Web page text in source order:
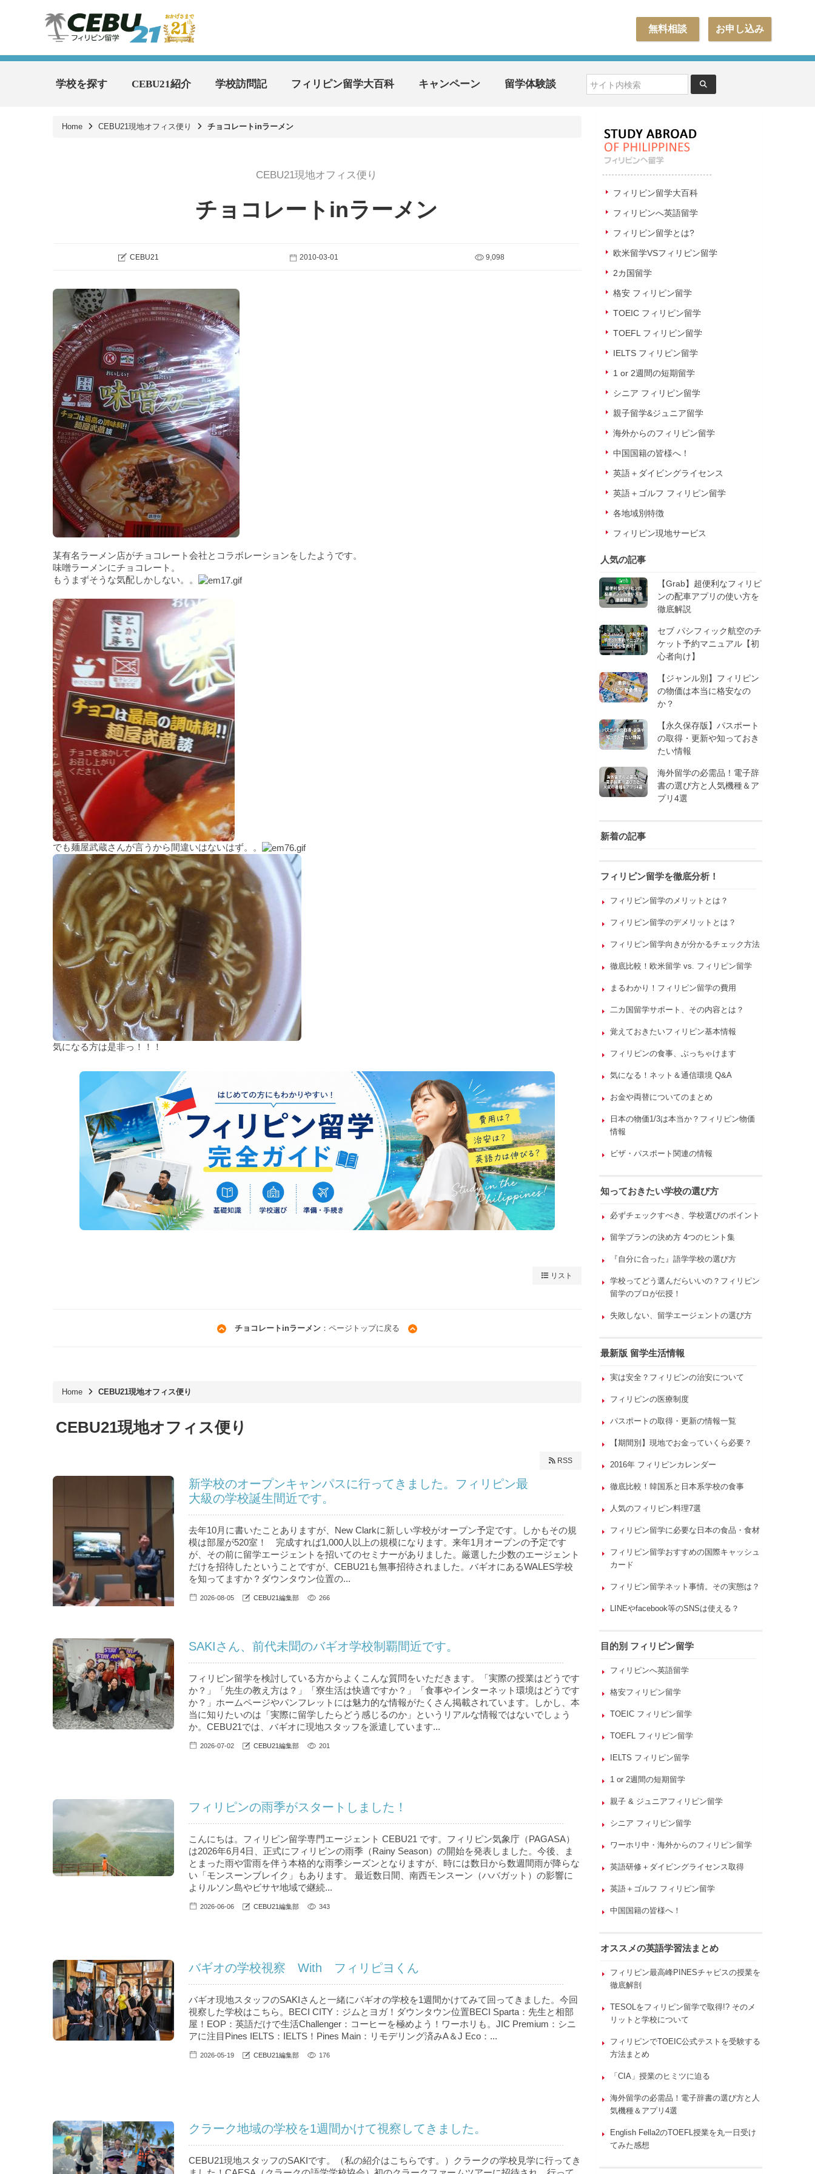
お申し込み
無料相談
学校を探す CEBU21紹介 学校訪問記 フィリピン留学大百科 キャンペーン 留学体験談
Home CEBU21現地オフィス便り チョコレートinラーメン
CEBU21現地オフィス便り
チョコレートinラーメン
CEBU21 2010-03-01 9,098
某有名ラーメン店がチョコレート会社とコラボレーションをしたようです。
味噌ラーメンにチョコレート。
もうまずそうな気配しかしない。。
でも麺屋武蔵さんが言うから間違いはないはず。。
気になる方は是非っ！！！
リスト
チョコレートinラーメン：ページトップに戻る
Home CEBU21現地オフィス便り
CEBU21現地オフィス便り
RSS
新学校のオープンキャンパスに行ってきました。フィリピン最
大級の学校誕生間近です。
去年10月に書いたことありますが、New Clarkに新しい学校がオープン予定です。しかもその規
模は部屋が520室！ 完成すれば1,000人以上の規模になります。来年1月オープンの予定です
が、その前に留学エージェントを招いてのセミナーがありました。厳選した少数のエージェント
だけを招待したということですが、CEBU21も無事招待されました。バギオにあるWALES学校
を知ってますか？ダウンタウン位置の...
2026-08-05 CEBU21編集部 266
SAKIさん、前代未聞のバギオ学校制覇間近です。
フィリピン留学を検討している方からよくこんな質問をいただきます。「実際の授業はどうです
か？」「先生の教え方は？」「寮生活は快適ですか？」「食事やインターネット環境はどうです
か？」ホームページやパンフレットには魅力的な情報がたくさん掲載されています。しかし、本
当に知りたいのは「実際に留学したらどう感じるのか」というリアルな情報ではないでしょう
か。CEBU21では、バギオに現地スタッフを派遣しています...
2026-07-02 CEBU21編集部 201
フィリピンの雨季がスタートしました！
こんにちは。フィリピン留学専門エージェント CEBU21 です。フィリピン気象庁（PAGASA）
は2026年6月4日、正式にフィリピンの雨季（Rainy Season）の開始を発表しました。今後、ま
とまった雨や雷雨を伴う本格的な雨季シーズンとなりますが、時には数日から数週間雨が降らな
い「モンスーンブレイク」もあります。 最近数日間、南西モンスーン（ハバガット）の影響に
よりルソン島やビサヤ地域で継続...
2026-06-06 CEBU21編集部 343
バギオの学校視察 With フィリピヨくん
バギオ現地スタッフのSAKIさんと一緒にバギオの学校を1週間かけてみて回ってきました。今回
視察した学校はこちら。BECI CITY：ジムとヨガ！ダウンタウン位置BECI Sparta：先生と相部
屋！EOP：英語だけで生活Challenger：コーヒーを極めよう！ワーホリも。JIC Premium：シニ
アに注目Pines IELTS：IELTS！Pines Main：リモデリング済みA＆J Eco：...
2026-05-19 CEBU21編集部 176
クラーク地域の学校を1週間かけて視察してきました。
CEBU21現地スタッフのSAKIです。（私の紹介はこちら です。）クラークの学校見学に行ってき
フィリピン留学大百科
フィリピンへ英語留学
フィリピン留学とは?
欧米留学VSフィリピン留学
2カ国留学
格安 フィリピン留学
TOEIC フィリピン留学
TOEFL フィリピン留学
IELTS フィリピン留学
1 or 2週間の短期留学
シニア フィリピン留学
親子留学&ジュニア留学
海外からのフィリピン留学
中国国籍の皆様へ！
英語＋ダイビングライセンス
英語＋ゴルフ フィリピン留学
各地域別特徴
フィリピン現地サービス
人気の記事
【Grab】超便利なフィリピ
ンの配車アプリの使い方を
徹底解説
セブ パシフィック航空のチ
ケット予約マニュアル【初
心者向け】
【ジャンル別】フィリピン
の物価は本当に格安なの
か？
【永久保存版】パスポート
の取得・更新や知っておき
たい情報
海外留学の必需品！電子辞
書の選び方と人気機種＆ア
プリ4選
新着の記事
フィリピン留学を徹底分析！
フィリピン留学のメリットとは？
フィリピン留学のデメリットとは？
フィリピン留学向きが分かるチェック方法
徹底比較！欧米留学 vs. フィリピン留学
まるわかり！フィリピン留学の費用
二カ国留学サポート、その内容とは？
覚えておきたいフィリピン基本情報
フィリピンの食事、ぶっちゃけます
気になる！ネット＆通信環境 Q&A
お金や両替についてのまとめ
日本の物価1/3は本当か？フィリピン物価
情報
ビザ・パスポート関連の情報
知っておきたい学校の選び方
必ずチェックすべき、学校選びのポイント
留学プランの決め方 4つのヒント集
『自分に合った』語学学校の選び方
学校ってどう選んだらいいの？フィリピン
留学のプロが伝授！
失敗しない、留学エージェントの選び方
最新版 留学生活情報
実は安全？フィリピンの治安について
フィリピンの医療制度
パスポートの取得・更新の情報一覧
【期間別】現地でお金っていくら必要？
2016年 フィリピンカレンダー
徹底比較！韓国系と日本系学校の食事
人気のフィリピン料理7選
フィリピン留学に必要な日本の食品・食材
フィリピン留学おすすめの国際キャッシュ
カード
フィリピン留学ネット事情。その実態は？
LINEやfacebook等のSNSは使える？
目的別 フィリピン留学
フィリピンへ英語留学
格安フィリピン留学
TOEIC フィリピン留学
TOEFL フィリピン留学
IELTS フィリピン留学
1 or 2週間の短期留学
親子 & ジュニアフィリピン留学
シニア フィリピン留学
ワーホリ中・海外からのフィリピン留学
英語研修＋ダイビングライセンス取得
英語＋ゴルフ フィリピン留学
中国国籍の皆様へ！
オススメの英語学習法まとめ
フィリピン最高峰PINESチャピスの授業を
徹底解剖
TESOLをフィリピン留学で取得!? そのメ
リットと学校について
フィリピンでTOEIC公式テストを受験する
方法まとめ
「CIA」授業のヒミツに迫る
海外留学の必需品！電子辞書の選び方と人
気機種＆アプリ4選
English Fella2のTOEFL授業を丸一日受け
てみた感想